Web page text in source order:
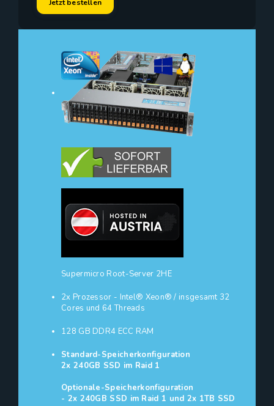
Jetzt bestellen
Supermicro Root-Server 2HE
2x Prozessor - Intel® Xeon® / insgesamt 32
Cores und 64 Threads
128 GB DDR4 ECC RAM
Standard-Speicherkonfiguration
2x 240GB SSD im Raid 1
Optionale-Speicherkonfiguration
- 2x 240GB SSD im Raid 1 und 2x 1TB SSD